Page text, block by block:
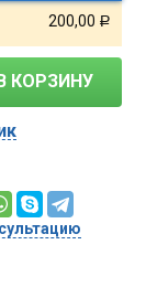
200,00 Р
КОРЗИНУ